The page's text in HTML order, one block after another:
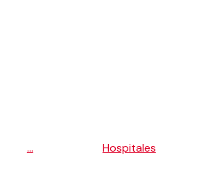
... Hospitales